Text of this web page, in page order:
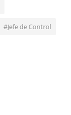
#Jefe de Control